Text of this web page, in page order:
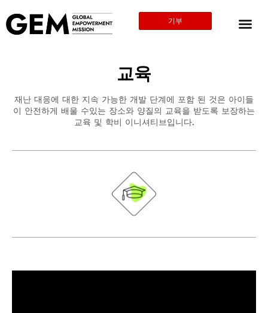
기부
교육
재난 대응에 대한 지속 가능한 개발 단계에 포함 된 것은 아이들
이 안전하게 배울 수있는 장소와 양질의 교육을 받도록 보장하는
교육 및 학비 이니셔티브입니다.